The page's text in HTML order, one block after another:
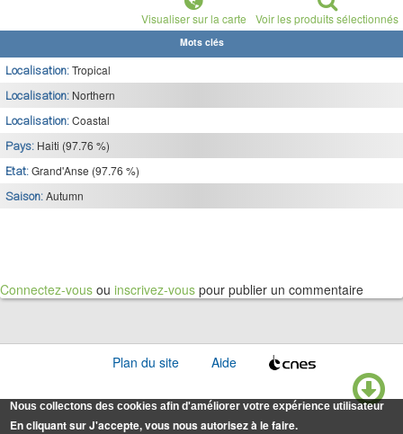
Visualiser sur la carte Voir les produits sélectionnés
Mots clés
Localisation: Tropical
Localisation: Northern
Localisation: Coastal
Pays: Haiti (97.76 %)
Etat: Grand'Anse (97.76 %)
Saison: Autumn
Connectez-vous ou inscrivez-vous pour publier un commentaire
Plan du site Aide
Nous collectons des cookies afin d'améliorer votre expérience utilisateur
En cliquant sur J'accepte, vous nous autorisez à le faire.